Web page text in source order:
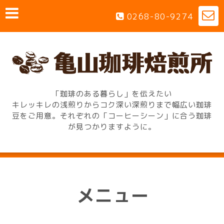
0268-80-9274
「珈琲のある暮らし」を伝えたい
キレッキレの浅煎りからコク深い深煎りまで幅広い珈琲
豆をご用意。それぞれの「コーヒーシーン」に合う珈琲
が見つかりますように。
メニュー